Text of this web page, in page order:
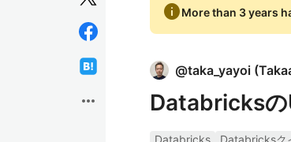
more_horiz
infoMore than 3 years
@taka_yayoi (
Databricksの
Databricks
Databricksク